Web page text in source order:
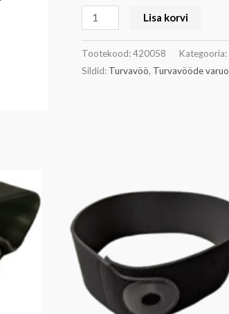
Lisa korvi
Tootekood:420058 Kategooria:
Sildid: Turvavöö, Turvavööde